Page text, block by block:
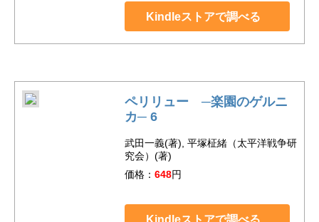
Kindleストアで調べる
ペリリュー ─楽園のゲルニ
カ─ 6
武田一義(著), 平塚柾緒（太平洋戦争研
究会）(著)
価格： 648円
Kindleストアで調べる